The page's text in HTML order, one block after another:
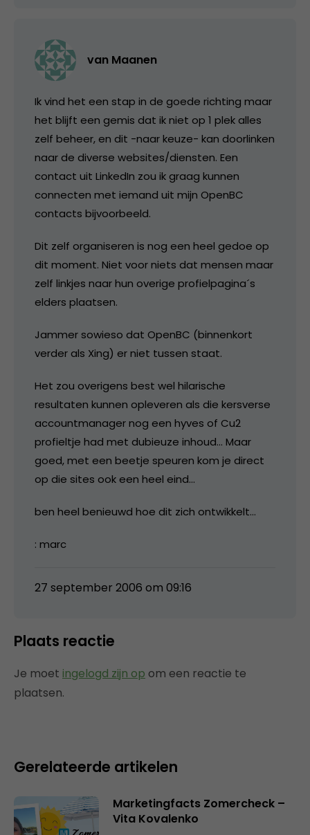
van Maanen
Ik vind het een stap in de goede richting maar
het blijft een gemis dat ik niet op 1 plek alles
zelf beheer, en dit -naar keuze- kan doorlinken
naar de diverse websites/diensten. Een
contact uit LinkedIn zou ik graag kunnen
connecten met iemand uit mijn OpenBC
contacts bijvoorbeeld.
Dit zelf organiseren is nog een heel gedoe op
dit moment. Niet voor niets dat mensen maar
zelf linkjes naar hun overige profielpagina´s
elders plaatsen.
Jammer sowieso dat OpenBC (binnenkort
verder als Xing) er niet tussen staat.
Het zou overigens best wel hilarische
resultaten kunnen opleveren als die kersverse
accountmanager nog een hyves of Cu2
profieltje had met dubieuze inhoud… Maar
goed, met een beetje speuren kom je direct
op die sites ook een heel eind…
ben heel benieuwd hoe dit zich ontwikkelt…
: marc
27 september 2006 om 09:16
Plaats reactie
Je moet ingelogd zijn op om een reactie te
plaatsen.
Gerelateerde artikelen
Marketingfacts Zomercheck –
Vita Kovalenko